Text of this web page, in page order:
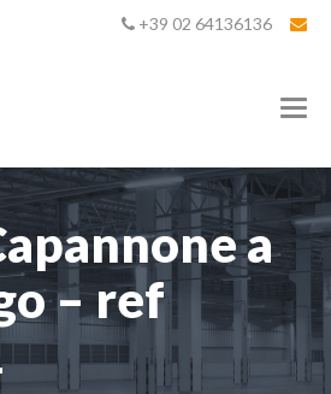
T
l
e
n
a
a
t
+39 02 64136136
a
– ref